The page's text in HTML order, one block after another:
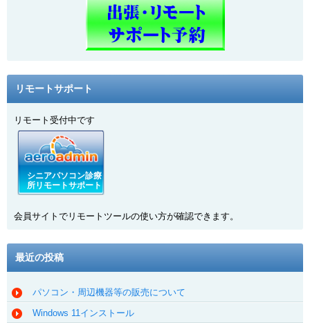
リモートサポート
リモート受付中です
シニアパソコン診療
所リモートサポート
会員サイトでリモートツールの使い方が確認できます。
最近の投稿
パソコン・周辺機器等の販売について
Windows 11インストール